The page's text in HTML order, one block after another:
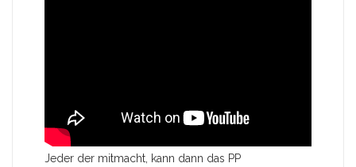
Jeder der mitmacht, kann dann das PP